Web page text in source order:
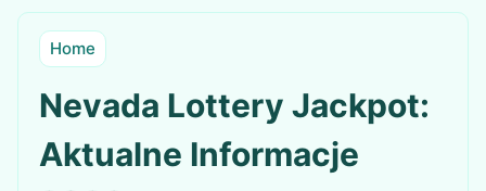
Home
Nevada Lottery Jackpot:
Aktualne Informacje